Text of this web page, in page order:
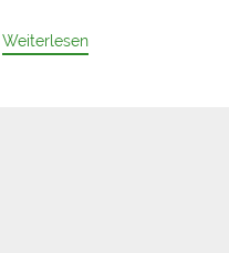
der Einladung von Georg